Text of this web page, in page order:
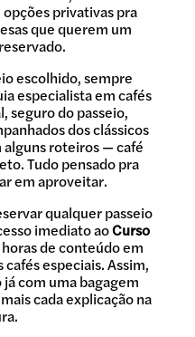
opções privativas pra
que querem um
escolhido, sempre
especialista em cafés
seguro do passeio,
dos clássicos
roteiros — café
Tudo pensado pra
em aproveitar.
qualquer passeio
imediato aoCurso
de conteúdo em
especiais. Assim,
com uma bagagem
cada explicação na